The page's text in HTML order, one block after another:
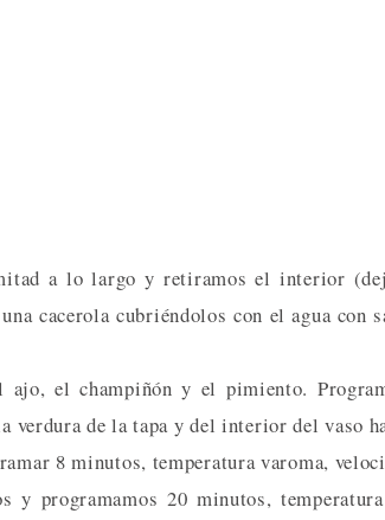
a lo largo y retiramos el interior
cacerola cubriéndolos con el agua con
el champiñón y el pimiento.
verdura de la tapa y del interior del vaso
8 minutos, temperatura varoma,
y programamos 20 minutos,